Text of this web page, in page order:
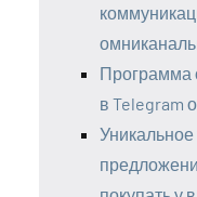
Программа
в Telegram
Уникальное